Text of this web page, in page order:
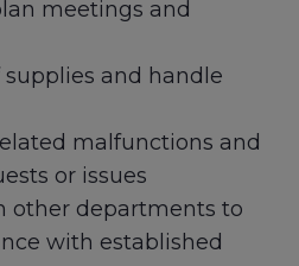
meetings and
and handle
malfunctions and
or issues
other departments to
with established